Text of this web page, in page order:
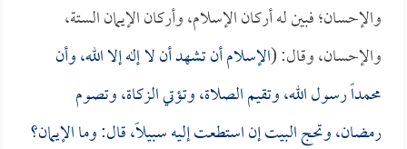
والإحسان؛ فبين له أركان الإسلام، وأركان الإيمان الستة،
والإحسان، وقال: (الإسلام أن تشهد أن لا إله إلا الله، وأن
محمداً رسول الله، وتقيم الصلاة، وتؤتي الزكاة، وتصوم
رمضان، وتحج البيت إن استطعت إليه سبيلاً، قال: وما الإيمان؟